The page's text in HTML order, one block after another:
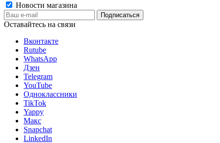
Новости магазина
Оставайтесь на связи
Вконтакте
Rutube
WhatsApp
Дзен
Telegram
YouTube
Одноклассники
TikTok
Yappy
Макс
Snapchat
LinkedIn